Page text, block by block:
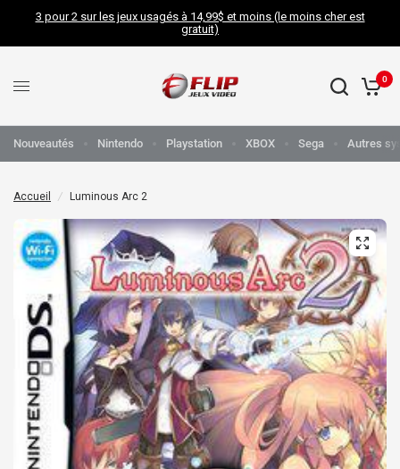
3 pour 2 sur les jeux usagés à 14,99$ et moins (le moins cher est
gratuit)
0
Nouveautés Nintendo Playstation XBOX Sega Autres
Accueil / Luminous Arc 2